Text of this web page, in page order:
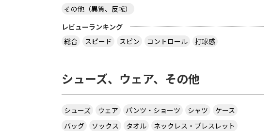
その他（異質、反転）
レビューランキング
総合
スピード スピン コントロール 打球感
シューズ、ウェア、その他
シューズ ウェア パンツ・ショーツ シャツ
ケース
バッグ
ソックス タオル
ネックレス・ブレスレット